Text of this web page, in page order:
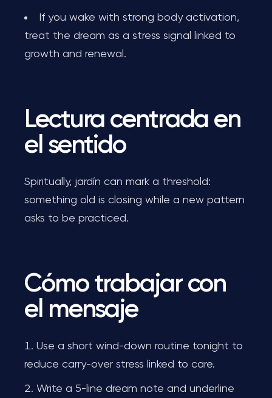
If you wake with strong body activation,
treat the dream as a stress signal linked to
growth and renewal.
Lectura centrada en
el sentido
Spiritually, jardín can mark a threshold:
something old is closing while a new pattern
asks to be practiced.
Cómo trabajar con
el mensaje
Use a short wind-down routine tonight to
reduce carry-over stress linked to care.
Write a 5-line dream note and underline